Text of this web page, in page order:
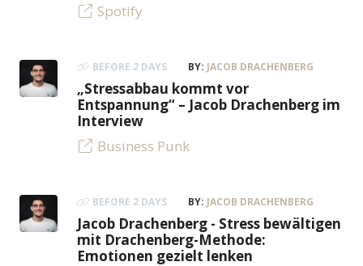
Spotify
BEFORE 2 DAYS BY: JACOB DRACHENBERG
„Stressabbau kommt vor
Entspannung“ – Jacob Drachenberg im
Interview
Business Punk
BEFORE 2 DAYS BY: JACOB DRACHENBERG
Jacob Drachenberg - Stress bewältigen
mit Drachenberg-Methode:
Emotionen gezielt lenken